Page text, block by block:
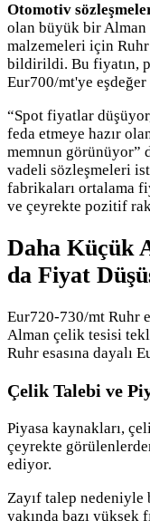
Otomotiv
olan büyük bir
malzemeleri için
bildirildi. Bu fiyatın,
Eur700/mt'ye
“Spot fiyatlar
feda etmeye hazır
memnun görünüyor”
vadeli sözleşmeleri
fabrikaları ortalama
ve çeyrekte pozitif
Daha Küçük
da Fiyat
Eur720-730/mt Ruhr
Alman çelik tesisi
Ruhr esasına dayalı
Çelik Talebi ve
Piyasa kaynakları,
çeyrekte
ediyor.
Zayıf talep nedeniyle
yakında bazı yüksek